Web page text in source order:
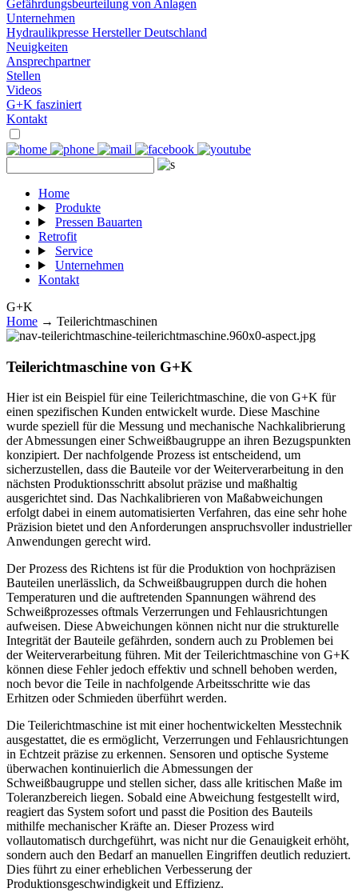
Gefährdungsbeurteilung von Anlagen
Unternehmen
Hydraulikpresse Hersteller Deutschland
Neuigkeiten
Ansprechpartner
Stellen
Videos
G+K fasziniert
Kontakt
Home
Produkte
Pressen Bauarten
Retrofit
Service
Unternehmen
Kontakt
G+K
Home → Teilerichtmaschinen
Teilerichtmaschine von G+K
Hier ist ein Beispiel für eine Teilerichtmaschine, die von G+K für
einen spezifischen Kunden entwickelt wurde. Diese Maschine
wurde speziell für die Messung und mechanische Nachkalibrierung
der Abmessungen einer Schweißbaugruppe an ihren Bezugspunkten
konzipiert. Der nachfolgende Prozess ist entscheidend, um
sicherzustellen, dass die Bauteile vor der Weiterverarbeitung in den
nächsten Produktionsschritt absolut präzise und maßhaltig
ausgerichtet sind. Das Nachkalibrieren von Maßabweichungen
erfolgt dabei in einem automatisierten Verfahren, das eine sehr hohe
Präzision bietet und den Anforderungen anspruchsvoller industrieller
Anwendungen gerecht wird.
Der Prozess des Richtens ist für die Produktion von hochpräzisen
Bauteilen unerlässlich, da Schweißbaugruppen durch die hohen
Temperaturen und die auftretenden Spannungen während des
Schweißprozesses oftmals Verzerrungen und Fehlausrichtungen
aufweisen. Diese Abweichungen können nicht nur die strukturelle
Integrität der Bauteile gefährden, sondern auch zu Problemen bei
der Weiterverarbeitung führen. Mit der Teilerichtmaschine von G+K
können diese Fehler jedoch effektiv und schnell behoben werden,
noch bevor die Teile in nachfolgende Arbeitsschritte wie das
Erhitzen oder Schmieden überführt werden.
Die Teilerichtmaschine ist mit einer hochentwickelten Messtechnik
ausgestattet, die es ermöglicht, Verzerrungen und Fehlausrichtungen
in Echtzeit präzise zu erkennen. Sensoren und optische Systeme
überwachen kontinuierlich die Abmessungen der
Schweißbaugruppe und stellen sicher, dass alle kritischen Maße im
Toleranzbereich liegen. Sobald eine Abweichung festgestellt wird,
reagiert das System sofort und passt die Position des Bauteils
mithilfe mechanischer Kräfte an. Dieser Prozess wird
vollautomatisch durchgeführt, was nicht nur die Genauigkeit erhöht,
sondern auch den Bedarf an manuellen Eingriffen deutlich reduziert.
Dies führt zu einer erheblichen Verbesserung der
Produktionsgeschwindigkeit und Effizienz.